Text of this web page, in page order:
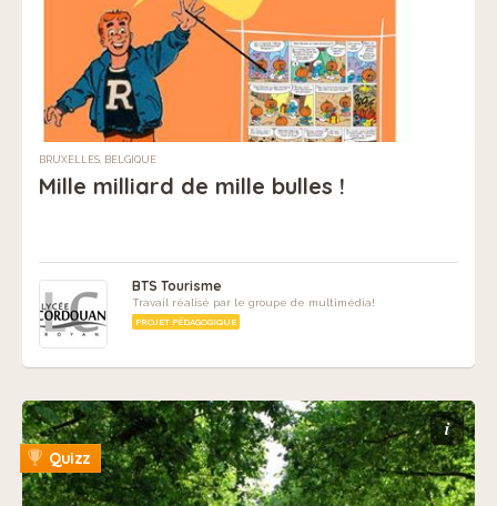
BRUXELLES, BELGIQUE
Mille milliard de mille bulles !
BTS Tourisme
Travail réalisé par le groupe de multimédia!
PROJET PÉDAGOGIQUE
i
Quizz